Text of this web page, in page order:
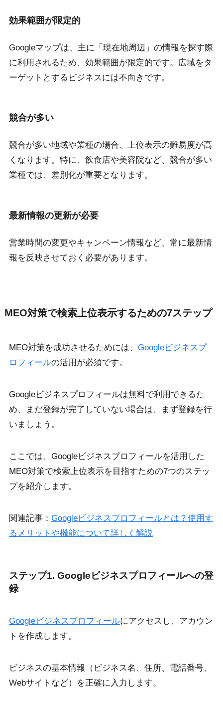
効果範囲が限定的
Googleマップは、主に「現在地周辺」の情報を探す際
に利用されるため、効果範囲が限定的です。広域をタ
ーゲットとするビジネスには不向きです。
競合が多い
競合が多い地域や業種の場合、上位表示の難易度が高
くなります。特に、飲食店や美容院など、競合が多い
業種では、差別化が重要となります。
最新情報の更新が必要
営業時間の変更やキャンペーン情報など、常に最新情
報を反映させておく必要があります。
MEO対策で検索上位表示するための7ステップ
MEO対策を成功させるためには、 Googleビジネスプ
ロフィールの活用が必須です。
Googleビジネスプロフィールは無料で利用できるた
め、まだ登録が完了していない場合は、まず登録を行
いましょう。
ここでは、Googleビジネスプロフィールを活用した
MEO対策で検索上位表示を目指すための7つのステッ
プを紹介します。
関連記事： Googleビジネスプロフィールとは？使用す
るメリットや機能について詳しく解説
ステップ1. Googleビジネスプロフィールへの登
録
Googleビジネスプロフィールにアクセスし、アカウン
トを作成します。
ビジネスの基本情報（ビジネス名、住所、電話番号、
Webサイトなど）を正確に入力します。